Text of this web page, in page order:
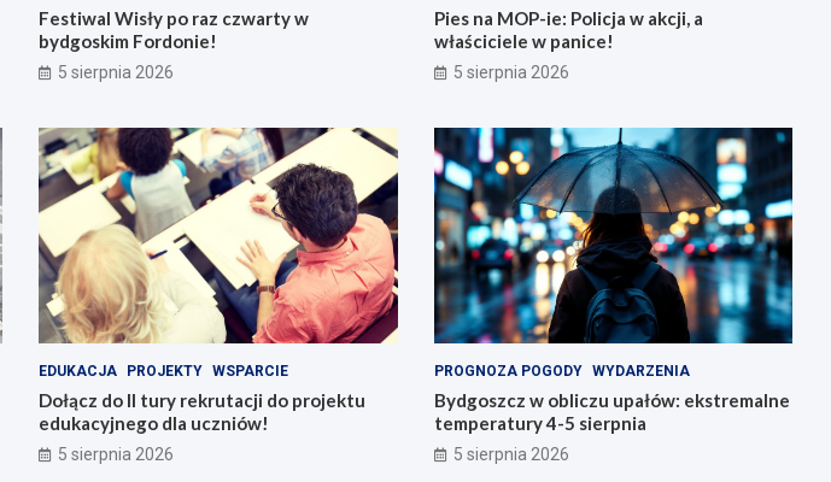
Festiwal Wisły po raz czwarty w
bydgoskim Fordonie!
5 sierpnia 2026
Pies na MOP-ie: Policja w akcji, a
właściciele w panice!
5 sierpnia 2026
EDUKACJA PROJEKTY WSPARCIE
Dołącz do II tury rekrutacji do projektu
edukacyjnego dla uczniów!
5 sierpnia 2026
PROGNOZA POGODY WYDARZENIA
Bydgoszcz w obliczu upałów: ekstremalne
temperatury 4-5 sierpnia
5 sierpnia 2026